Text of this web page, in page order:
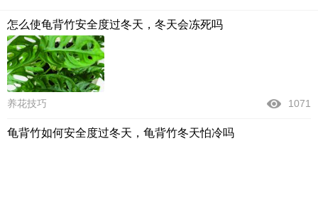
怎么使龟背竹安全度过冬天，冬天会冻死吗
养花技巧 1071
龟背竹如何安全度过冬天，龟背竹冬天怕冷吗